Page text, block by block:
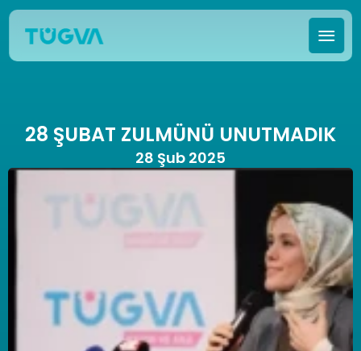
28 ŞUBAT ZULMÜNÜ UNUTMADIK
28 Şub 2025